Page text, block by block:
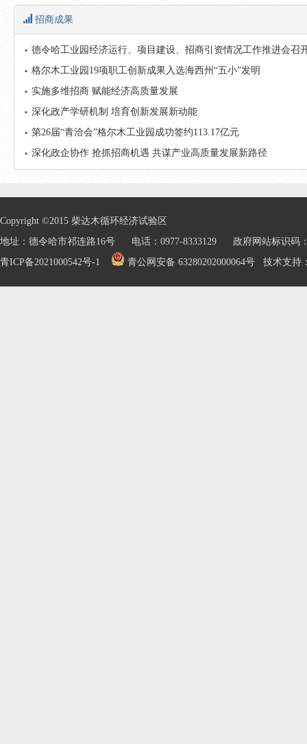
招商成果
德令哈工业园经济运行、项目建设、招商引资情况工作推进会召
格尔木工业园19项职工创新成果入选海西州“五小”发明
实施多维招商 赋能经济高质量发展
深化政产学研机制 培育创新发展新动能
第26届“青洽会”格尔木工业园成功签约113.17亿元
深化政企协作 抢抓招商机遇 共谋产业高质量发展新路径
Copyright ©2015 柴达木循环经济试验区
地址：德令哈市祁连路16号 电话：0977-8333129 政府网站标识码：
青ICP备2021000542号-1
青公网安备 63280202000064号 技术支持